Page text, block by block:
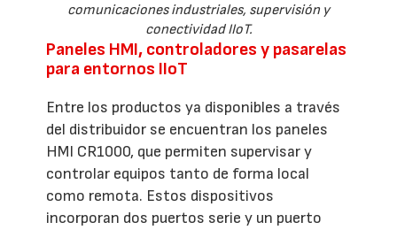
comunicaciones industriales, supervisión y
conectividad IIoT.
Paneles HMI, controladores y pasarelas
para entornos IIoT
Entre los productos ya disponibles a través
del distribuidor se encuentran los paneles
HMI CR1000, que permiten supervisar y
controlar equipos tanto de forma local
como remota. Estos dispositivos
incorporan dos puertos serie y un puerto